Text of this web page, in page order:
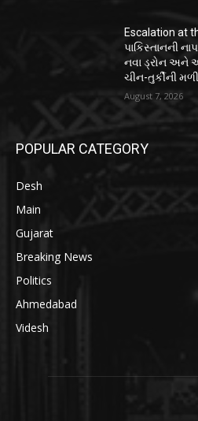
Escalation at
પાકિસ્તાનની
નવા ડ્રોન અને
ચીન-તુર્કીની
August 7, 2026
POPULAR CATEGORY
Desh
Main
Gujarat
Breaking News
Politics
Ahmedabad
Videsh